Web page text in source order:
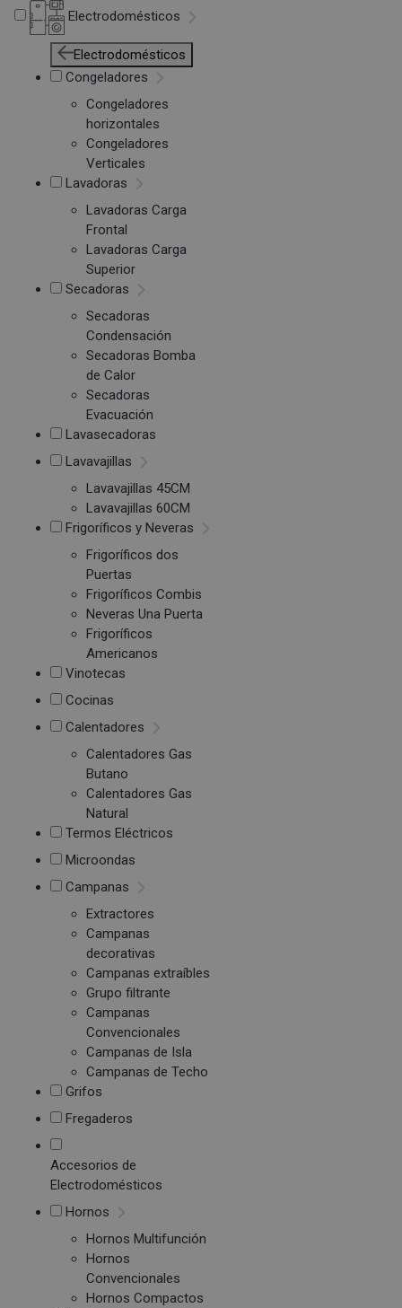
Electrodomésticos
Electrodomésticos
Congeladores
Congeladores
horizontales
Congeladores
Verticales
Lavadoras
Lavadoras Carga
Frontal
Lavadoras Carga
Superior
Secadoras
Secadoras
Condensación
Secadoras Bomba
de Calor
Secadoras
Evacuación
Lavasecadoras
Lavavajillas
Lavavajillas 45CM
Lavavajillas 60CM
Frigoríficos y Neveras
Frigoríficos dos
Puertas
Frigoríficos Combis
Neveras Una Puerta
Frigoríficos
Americanos
Vinotecas
Cocinas
Calentadores
Calentadores Gas
Butano
Calentadores Gas
Natural
Termos Eléctricos
Microondas
Campanas
Extractores
Campanas
decorativas
Campanas extraíbles
Grupo filtrante
Campanas
Convencionales
Campanas de Isla
Campanas de Techo
Grifos
Fregaderos
Accesorios de
Electrodomésticos
Hornos
Hornos Multifunción
Hornos
Convencionales
Hornos Compactos